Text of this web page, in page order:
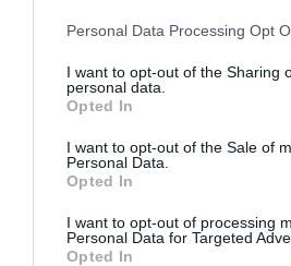
Please note that this website/app
not limited to your visit or usage
grant or deny consent to Google and
use your data for below specified
consent section.
Personal Data Processing Opt
I want to opt-out of the Sharing
personal data.
Opted In
I want to opt-out of the Sale of
Personal Data.
Opted In
I want to opt-out of processing
Personal Data for Targeted
Opted In
ARTÍCULOS